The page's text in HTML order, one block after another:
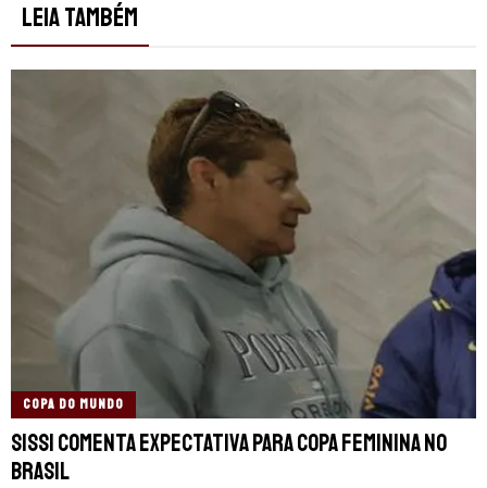
LEIA TAMBÉM
COPA DO MUNDO
Sissi comenta expectativa para Copa Feminina no
Brasil